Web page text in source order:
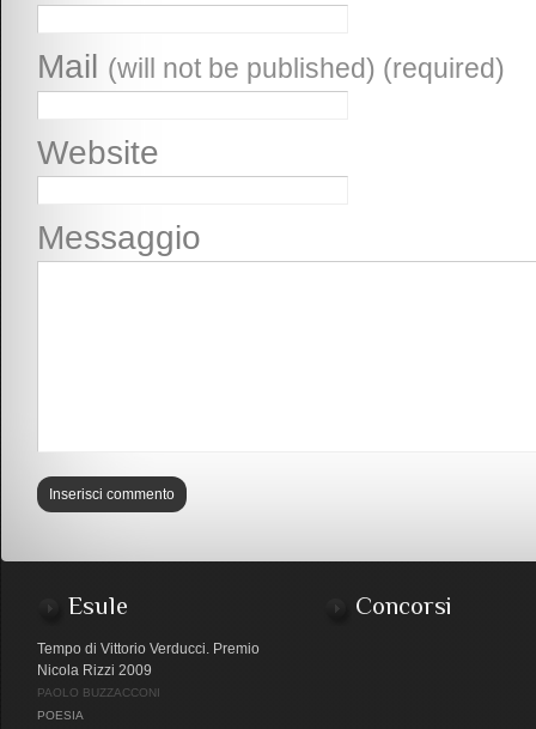
Mail (will not be published) (required)
Website
Messaggio
Esule
Tempo di Vittorio Verducci. Premio
Nicola Rizzi 2009
PAOLO BUZZACCONI
POESIA
Concorsi